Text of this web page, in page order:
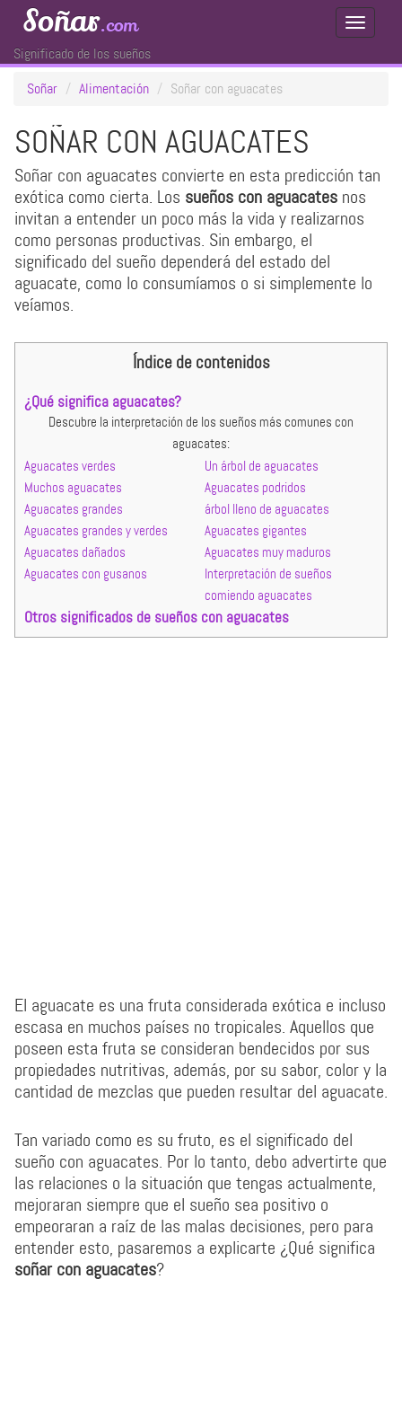
Toggle
Soñar.com
Significado de los sueños
Soñar
Alimentación Soñar con aguacates
SOÑAR CON AGUACATES
Soñar con aguacates convierte en esta predicción tan
exótica como cierta. Los sueños con aguacates nos
invitan a entender un poco más la vida y realizarnos
como personas productivas. Sin embargo, el
significado del sueño dependerá del estado del
aguacate, como lo consumíamos o si simplemente lo
veíamos.
Índice de contenidos
¿Qué significa aguacates?
Descubre la interpretación de los sueños más comunes con
aguacates:
Aguacates verdes
Un árbol de aguacates
Muchos aguacates
Aguacates podridos
Aguacates grandes
árbol lleno de aguacates
Aguacates grandes y verdes
Aguacates gigantes
Aguacates dañados
Aguacates muy maduros
Aguacates con gusanos
Interpretación de sueños
comiendo aguacates
Otros significados de sueños con aguacates
El aguacate es una fruta considerada exótica e incluso
escasa en muchos países no tropicales. Aquellos que
poseen esta fruta se consideran bendecidos por sus
propiedades nutritivas, además, por su sabor, color y la
cantidad de mezclas que pueden resultar del aguacate.
Tan variado como es su fruto, es el significado del
sueño con aguacates. Por lo tanto, debo advertirte que
las relaciones o la situación que tengas actualmente,
mejoraran siempre que el sueño sea positivo o
empeoraran a raíz de las malas decisiones, pero para
entender esto, pasaremos a explicarte ¿Qué significa
soñar con aguacates?